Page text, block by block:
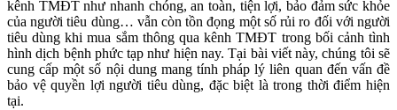
kênh TMĐT như nhanh chóng, an toàn, tiện lợi, bảo đảm sức khỏe
của người tiêu dùng… vẫn còn tồn đọng một số rủi ro đối với người
tiêu dùng khi mua sắm thông qua kênh TMĐT trong bối cảnh tình
hình dịch bệnh phức tạp như hiện nay. Tại bài viết này, chúng tôi sẽ
cung cấp một số nội dung mang tính pháp lý liên quan đến vấn đề
bảo vệ quyền lợi người tiêu dùng, đặc biệt là trong thời điểm hiện
tại.